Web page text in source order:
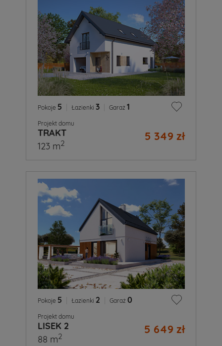
Pokoje 5 Łazienki 3 Garaż 1
Projekt domu
TRAKT 5 349 zł
123 m2
Pokoje 5 Łazienki 2 Garaż 0
Projekt domu
LISEK 2 5 649 zł
88 m2